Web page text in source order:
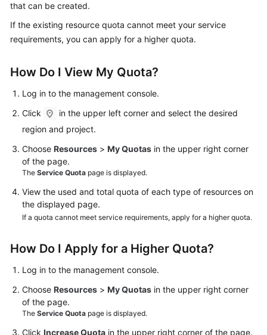
Getting
Started
Administrator
Best
Practices
Troubleshooting
FAQs
More
Videos
that can be created.
If the existing resource quota cannot meet your service
requirements, you can apply for a higher quota.
How Do I View My Quota?
Log in to the management console.
Click
in the upper left corner and select the desired
region and project.
Choose Resources > My Quotas in the upper right corner
of the page.
The Service Quota page is displayed.
View the used and total quota of each type of resources on
the displayed page.
If a quota cannot meet service requirements, apply for a higher quota.
How Do I Apply for a Higher Quota?
Log in to the management console.
Choose Resources > My Quotas in the upper right corner
of the page.
The Service Quota page is displayed.
Click Increase Quota in the upper right corner of the page.